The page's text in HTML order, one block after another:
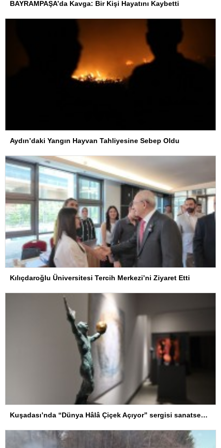
BAYRAMPAŞA’da Kavga: Bir Kişi Hayatını Kaybetti
Aydın’daki Yangın Hayvan Tahliyesine Sebep Oldu
Kılıçdaroğlu Üniversitesi Tercih Merkezi’ni Ziyaret Etti
Kuşadası’nda “Dünya Hâlâ Çiçek Açıyor” sergisi sanatseverlerle buluşuyor